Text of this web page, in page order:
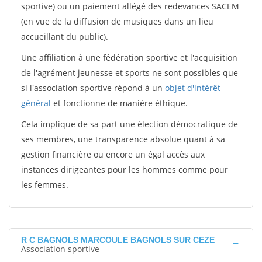
sportive) ou un paiement allégé des redevances SACEM
(en vue de la diffusion de musiques dans un lieu
accueillant du public).
Une affiliation à une fédération sportive et l'acquisition
de l'agrément jeunesse et sports ne sont possibles que
si l'association sportive répond à un objet d'intérêt
général et fonctionne de manière éthique.
Cela implique de sa part une élection démocratique de
ses membres, une transparence absolue quant à sa
gestion financière ou encore un égal accès aux
instances dirigeantes pour les hommes comme pour
les femmes.
R C BAGNOLS MARCOULE BAGNOLS SUR CEZE
Association sportive